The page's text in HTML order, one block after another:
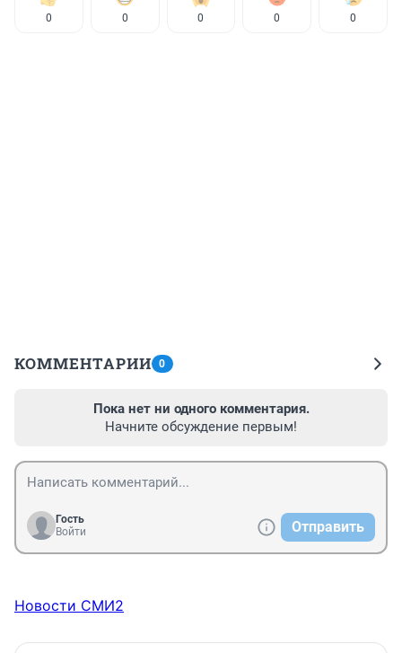
0 0 0 0 0
КОММЕНТАРИИ 0
Пока нет ни одного комментария.
Начните обсуждение первым!
Гость
Войти
Отправить
Новости СМИ2